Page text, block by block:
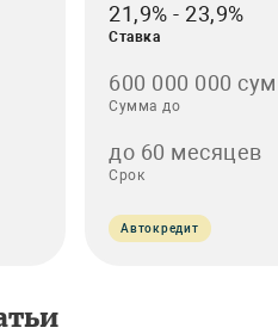
21,9% - 23,9%
Ставка
600 000 000 сум
Сумма до
до 60 месяцев
Срок
Автокредит